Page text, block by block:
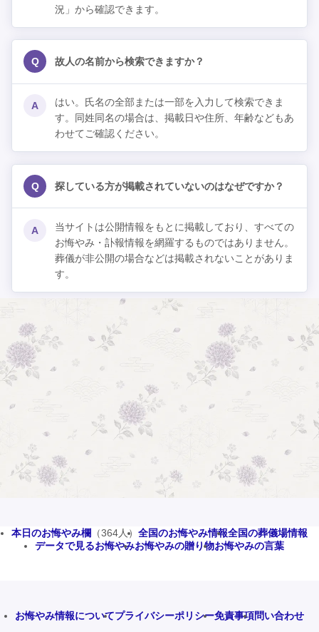
況」から確認できます。
Q 故人の名前から検索できますか？
A
はい。氏名の全部または一部を入力して検索できま
す。同姓同名の場合は、掲載日や住所、年齢などもあ
わせてご確認ください。
Q 探している方が掲載されていないのはなぜですか？
A
当サイトは公開情報をもとに掲載しており、すべての
お悔やみ・訃報情報を網羅するものではありません。
葬儀が非公開の場合などは掲載されないことがありま
す。
本日のお悔やみ欄 （364人） 全国のお悔やみ情報全国の葬儀場情報
データで見るお悔やみお悔やみの贈り物お悔やみの言葉
お悔やみ情報についてプライバシーポリシー免責事項問い合わせ